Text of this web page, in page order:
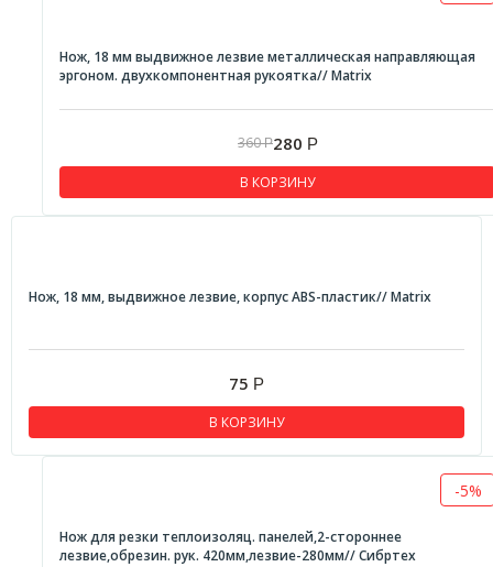
Нож, 18 мм выдвижное лезвие металлическая направляющая
эргоном. двухкомпонентная рукоятка// Matrix
360Р280 Р
В КОРЗИНУ
Нож, 18 мм, выдвижное лезвие, корпус ABS-пластик// Matrix
75 Р
В КОРЗИНУ
-5%
Нож для резки теплоизоляц. панелей,2-стороннее
лезвие,обрезин. рук. 420мм,лезвие-280мм// Сибртех